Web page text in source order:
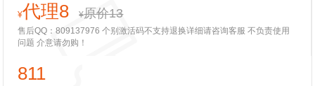
¥代理8 ¥原价13
售后QQ：809137976 个别激活码不支持退换详细请咨询客服 不负责使用
问题 介意请勿购！
811